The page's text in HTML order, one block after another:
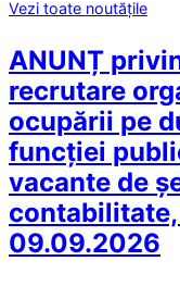
Vezi toate noutățile
ANUNȚ
recrutare
ocupării pe
funcției
vacante de
contabilitate,
09.09.2026